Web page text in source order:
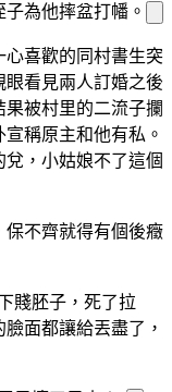
為他摔盆打幡。
心喜歡的同村書生突
看見兩人訂婚之後
被村里的二流子攔
稱原主和他有私 。
兌，小姑娘不了這個
不齊就得有個後癥
賤胚子，死了拉
臉面都讓給丟盡了，